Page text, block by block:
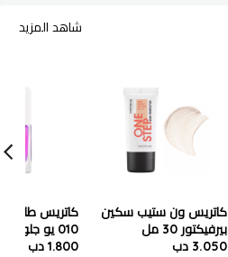
شاهد المزيد
كاتريس ون ستيب سكين
بيرفيكتور 30 ​​مل
3.050 دب
كاتريس طلاء
010 يو جلو جيرل
1.800 دب